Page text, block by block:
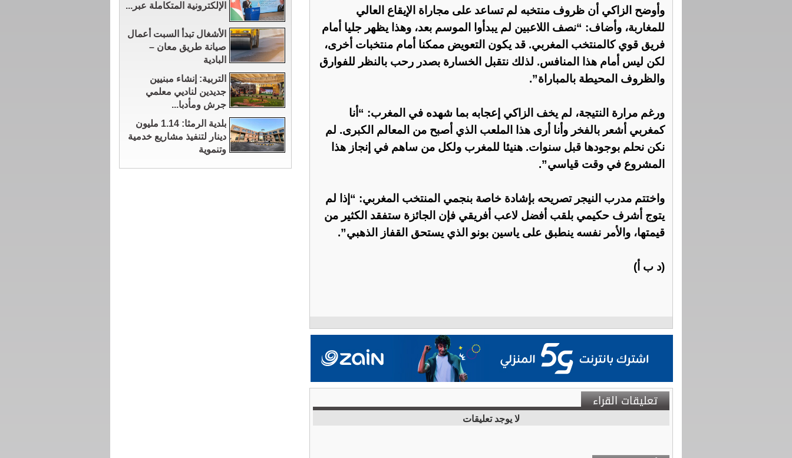
وأوضح الزاكي أن ظروف منتخبه لم تساعد على مجاراة الإيقاع العالي
للمغاربة، وأضاف: “نصف اللاعبين لم يبدأوا الموسم بعد، وهذا يظهر جليا أمام
فريق قوي كالمنتخب المغربي. قد يكون التعويض ممكنا أمام منتخبات أخرى،
لكن ليس أمام هذا المنافس. لذلك نتقبل الخسارة بصدر رحب بالنظر للفوارق
والظروف المحيطة بالمباراة”.
ورغم مرارة النتيجة، لم يخف الزاكي إعجابه بما شهده في المغرب: “أنا
كمغربي أشعر بالفخر وأنا أرى هذا الملعب الذي أصبح من المعالم الكبرى. لم
نكن نحلم بوجودها قبل سنوات. هنيئا للمغرب ولكل من ساهم في إنجاز هذا
المشروع في وقت قياسي”.
واختتم مدرب النيجر تصريحه بإشادة خاصة بنجمي المنتخب المغربي: “إذا لم
يتوج أشرف حكيمي بلقب أفضل لاعب أفريقي فإن الجائزة ستفقد الكثير من
قيمتها، والأمر نفسه ينطبق على ياسين بونو الذي يستحق القفاز الذهبي”.
(د ب أ)
تعليقات القراء
لا يوجد تعليقات
الإلكترونية المتكاملة عبر...
الأشغال تبدأ السبت أعمال
صيانة طريق معان –
البادية
التربية: إنشاء مبنيين
جديدين لناديي معلمي
جرش ومأدبا...
بلدية الرمثا: 1.14 مليون
دينار لتنفيذ مشاريع خدمية
وتنموية